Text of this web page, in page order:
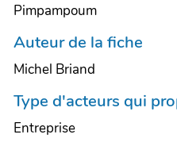
Pimpampoum
Auteur de la fiche
Michel Briand
Type d'acteurs qui
Entreprise